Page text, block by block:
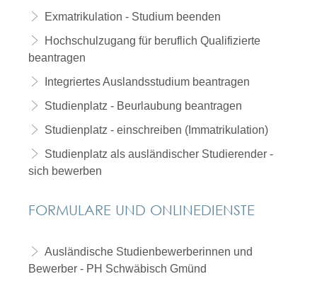
Exmatrikulation - Studium beenden
Hochschulzugang für beruflich Qualifizierte
beantragen
Integriertes Auslandsstudium beantragen
Studienplatz - Beurlaubung beantragen
Studienplatz - einschreiben (Immatrikulation)
Studienplatz als ausländischer Studierender -
sich bewerben
FORMULARE UND ONLINEDIENSTE
Ausländische Studienbewerberinnen und
Bewerber - PH Schwäbisch Gmünd